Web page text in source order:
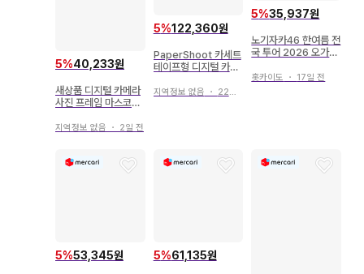
5%40,233원
새상품 디지털 카메라
사진 프레임 마스코트
지역정보 없음 ・ 2일 전
5%122,360원
PaperShoot 카세트
테이프형 디지털 카메
지역정보 없음 ・ 22일 전
5%35,937원
노기자카46 한여름 전
국 투어 2026 오가와
라 키링
홋카이도 ・ 17일 전
5%53,345원 5%61,135원